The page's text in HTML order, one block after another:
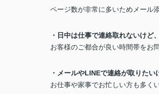
ページ数が非常に多いためメール
・日中は仕事で連絡取れないけど
お客様のご都合が良い時間帯をお
・メールやLINEで連絡が取りたい
お仕事や家事でお忙しい方も多く